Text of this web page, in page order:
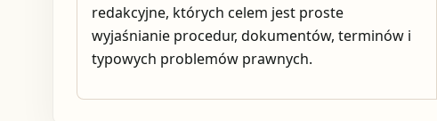
redakcyjne, których celem jest proste
wyjaśnianie procedur, dokumentów, terminów i
typowych problemów prawnych.